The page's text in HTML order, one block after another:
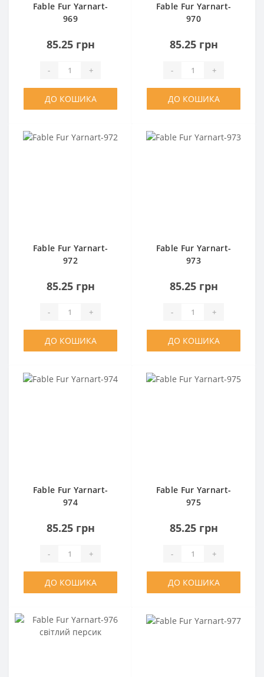
Fable Fur Yarnart-
969
85.25 грн
- +
ДО КОШИКА
Fable Fur Yarnart-
970
85.25 грн
- +
ДО КОШИКА
Fable Fur Yarnart-
972
85.25 грн
- +
ДО КОШИКА
Fable Fur Yarnart-
973
85.25 грн
- +
ДО КОШИКА
Fable Fur Yarnart-
974
85.25 грн
- +
ДО КОШИКА
Fable Fur Yarnart-
975
85.25 грн
- +
ДО КОШИКА